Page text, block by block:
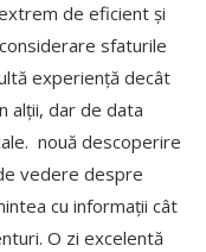
de eficient și
sfaturile
experiență decât
alții, dar de data
nouă descoperire
vedere despre
cu informații cât
O zi excelentă